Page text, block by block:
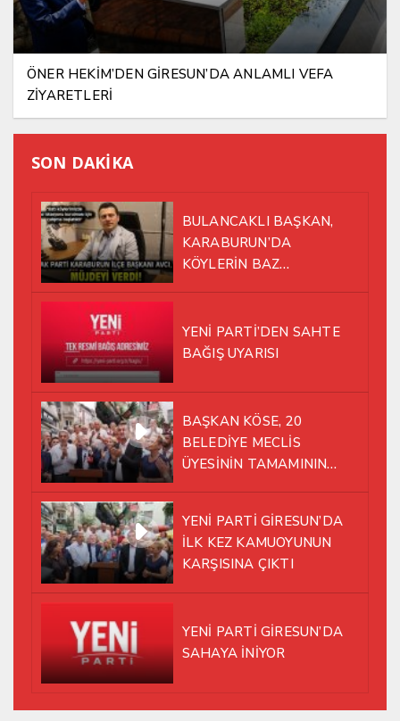
ÖNER HEKİM’DEN GİRESUN’DA ANLAMLI VEFA
ZİYARETLERİ
SON DAKİKA
BULANCAKLI BAŞKAN,
KARABURUN’DA
KÖYLERİN BAZ
YENİ PARTİ’DEN SAHTE
BAĞIŞ UYARISI
BAŞKAN KÖSE, 20
BELEDİYE MECLİS
ÜYESİNİN TAMAMININ
YÜRÜMEYE KARAR VERDİK
YENİ PARTİ GİRESUN’DA
İLK KEZ KAMUOYUNUN
KARŞISINA ÇIKTI
YENİ PARTİ GİRESUN’DA
SAHAYA İNİYOR